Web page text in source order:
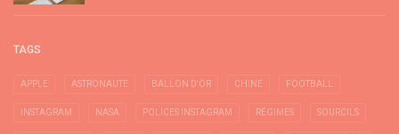
TAGS
APPLE ASTRONAUTE BALLON D'OR CHINE FOOTBALL
INSTAGRAM NASA POLICES INSTAGRAM RÉGIMES SOURCILS